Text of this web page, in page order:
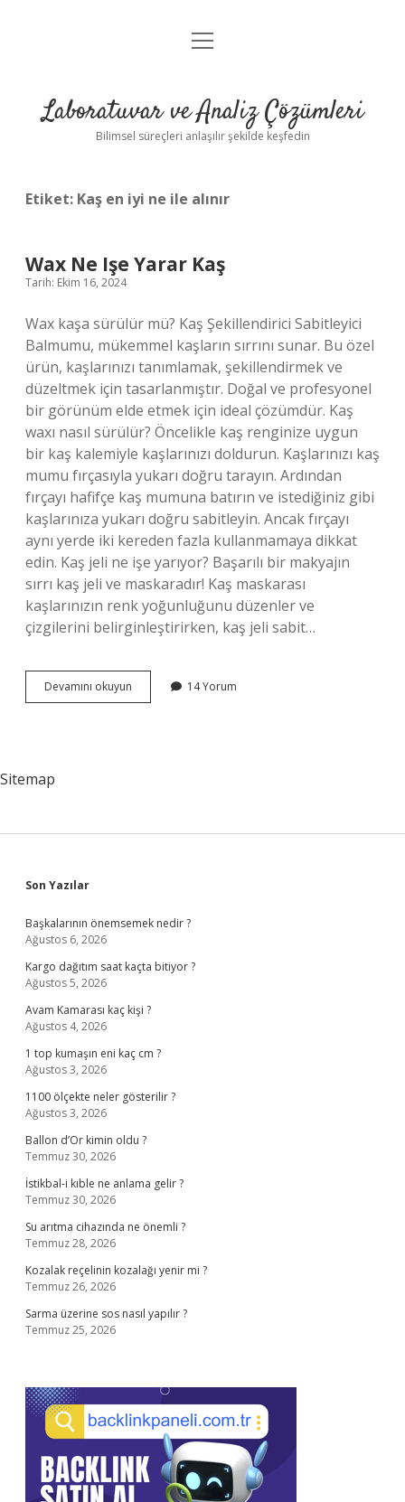
Anasayfa
Yasal Uyarı
menüyü
Laboratuvar ve Analiz Çözümleri
Bilimsel süreçleri anlaşılır şekilde keşfedin
Etiket: Kaş en iyi ne ile alınır
Wax Ne Işe Yarar Kaş
Tarih: Ekim 16, 2024
Wax kaşa sürülür mü? Kaş Şekillendirici Sabitleyici
Balmumu, mükemmel kaşların sırrını sunar. Bu özel
ürün, kaşlarınızı tanımlamak, şekillendirmek ve
düzeltmek için tasarlanmıştır. Doğal ve profesyonel
bir görünüm elde etmek için ideal çözümdür. Kaş
waxı nasıl sürülür? Öncelikle kaş renginize uygun
bir kaş kalemiyle kaşlarınızı doldurun. Kaşlarınızı kaş
mumu fırçasıyla yukarı doğru tarayın. Ardından
fırçayı hafifçe kaş mumuna batırın ve istediğiniz gibi
kaşlarınıza yukarı doğru sabitleyin. Ancak fırçayı
aynı yerde iki kereden fazla kullanmamaya dikkat
edin. Kaş jeli ne işe yarıyor? Başarılı bir makyajın
sırrı kaş jeli ve maskaradır! Kaş maskarası
kaşlarınızın renk yoğunluğunu düzenler ve
çizgilerini belirginleştirirken, kaş jeli sabit…
Devamını okuyun
Ne
14 Yorum
Sitemap
Sidebar
Son Yazılar
Başkalarının önemsemek nedir ?
Ağustos 6, 2026
Kargo dağıtım saat kaçta bitiyor ?
Ağustos 5, 2026
Avam Kamarası kaç kişi ?
Ağustos 4, 2026
1 top kumaşın eni kaç cm ?
Ağustos 3, 2026
1100 ölçekte neler gösterilir ?
Ağustos 3, 2026
Ballon d’Or kimin oldu ?
Temmuz 30, 2026
İstikbal-i kıble ne anlama gelir ?
Temmuz 30, 2026
Su arıtma cihazında ne önemli ?
Temmuz 28, 2026
Kozalak reçelinin kozalağı yenir mi ?
Temmuz 26, 2026
Sarma üzerine sos nasıl yapılır ?
Temmuz 25, 2026